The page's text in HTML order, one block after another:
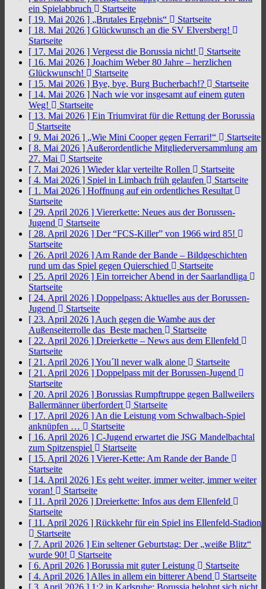
ein Spielabbruch
Startseite
[ 19. Mai 2026 ] „Brutales Ergebnis“
Startseite
[ 18. Mai 2026 ] Glückwunsch an die SV Elversberg!
Startseite
[ 17. Mai 2026 ] Vergesst die Borussia nicht!
Startseite
[ 16. Mai 2026 ] Joachim Weber 80 Jahre – herzlichen
Glückwunsch!
Startseite
[ 15. Mai 2026 ] Bye, bye, Burg Bucherbach!?
Startseite
[ 14. Mai 2026 ] Nach wie vor insgesamt auf einem guten
Weg!
Startseite
[ 13. Mai 2026 ] Ein Triumvirat für die Rettung der Borussia
Startseite
[ 9. Mai 2026 ] „Wie Mini Cooper gegen Ferrari!“
Startseite
[ 8. Mai 2026 ] Außerordentliche Mitgliederversammlung am
27. Mai
Startseite
[ 7. Mai 2026 ] Wieder klar verteilte Rollen
Startseite
[ 4. Mai 2026 ] Spiel in Limbach früh gelaufen
Startseite
[ 1. Mai 2026 ] Hoffnung auf ein ordentliches Resultat
Startseite
[ 29. April 2026 ] Viererkette: Neues aus der Borussen-
Jugend
Startseite
[ 28. April 2026 ] Der “FCS-Killer” von 1966 wird 85!
Startseite
[ 26. April 2026 ] Am Rande der Bande – Bildgeschichten
rund um das Spiel gegen Quierschied
Startseite
[ 25. April 2026 ] Ein torreicher Abend in der Saarlandliga
Startseite
[ 24. April 2026 ] Doppelpass: Aktuelles aus der Borussen-
Jugend
Startseite
[ 23. April 2026 ] Auch gegen die Wambe aus der
Außenseiterrolle das Beste machen
Startseite
[ 22. April 2026 ] Dreierkette – News aus dem Ellenfeld
Startseite
[ 21. April 2026 ]You´ll never walk alone
Startseite
[ 21. April 2026 ] Doppelpass mit der Borussen-Jugend
Startseite
[ 20. April 2026 ] Borussias Rumpftruppe gegen Ballweilers
Ballermänner überfordert
Startseite
[ 17. April 2026 ] An die Leistung vom Schwalbach-Spiel
anknüpfen …
Startseite
[ 16. April 2026 ] C-Jugend erwartet die JSG Mandelbachtal
zum Spitzenspiel
Startseite
[ 15. April 2026 ] Vierer-Kette: Am Rande der Bande
Startseite
[ 14. April 2026 ] Es geht weiter, immer weiter, immer weiter
voran!
Startseite
[ 11. April 2026 ] Dreierkette: Infos aus dem Ellenfeld
Startseite
[ 11. April 2026 ] Rückkehr für ein Spiel ins Ellenfeld-Stadion
Startseite
[ 7. April 2026 ] Ein seltener Geburtstag: Der „weiße Blitz“
wurde 90!
Startseite
[ 6. April 2026 ] Borussia mit guter Leistung
Startseite
[ 4. April 2026 ] Alles in allem ein bitterer Abend
Startseite
[ 3. April 2026 ] 1:2 in Karlsruhe: Borussia belohnt sich nicht